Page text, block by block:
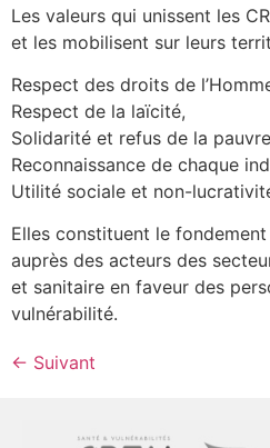
Les valeurs qui unissent les
et les mobilisent sur leurs
Respect des droits de
Respect de la laïcité,
Solidarité et refus de la
Reconnaissance de chaque
Utilité sociale et non-
Elles constituent le
auprès des acteurs des
et sanitaire en faveur des
vulnérabilité.
← Suivant